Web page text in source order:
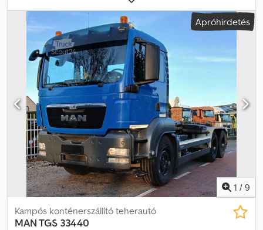
váltó Plató hossza: kb. 8,50 m Dedpfx Asxqxc Nohbjck Azonosító:
Apróhirdetés
1 / 9
Kampós konténerszállító teherautó
MAN TGS 33440